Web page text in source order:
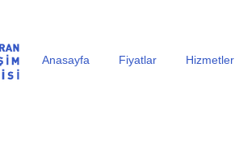
Anasayfa Fiyatlar Hizmetler